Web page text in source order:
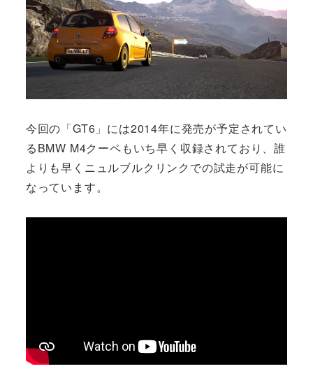
今回の「GT6」には2014年に発売が予定されてい
るBMW M4クーペもいち早く収録されており、誰
よりも早くニュルブルクリンクでの試走が可能に
なっています。